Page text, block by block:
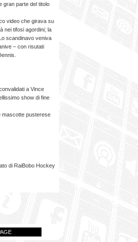
gran parte del titolo
video che girava su
nei tifosi agordini; la
scandinavo veniva
– con risutati
a Vince
show di fine
mascotte pusterese
di RaiBobo Hockey